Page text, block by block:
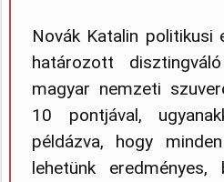
Novák Katalin politikusi
határozott
magyar nemzeti
10 pontjával,
példázva, hogy
lehetünk